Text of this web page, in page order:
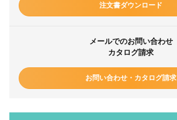
注文書ダウンロード
メールでのお問い合わせ
カタログ請求
お問い合わせ・カタログ請求